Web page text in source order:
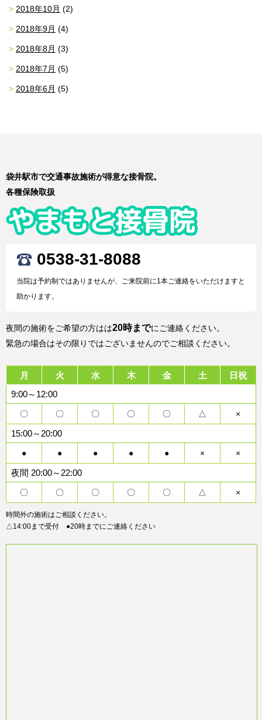
2018年10月 (2)
2018年9月 (4)
2018年8月 (3)
2018年7月 (5)
2018年6月 (5)
袋井駅市で交通事故施術が得意な接骨院。
各種保険取扱
0538-31-8088
当院は予約制ではありませんが、ご来院前に1本ご連絡をいただけますと
助かります。
夜間の施術をご希望の方はは20時までにご連絡ください。
緊急の場合はその限りではございませんのでご相談ください。
月 火 水 木 金 土
日祝
9:00～12:00
〇 〇 〇 〇 〇 △ ×
15:00～20:00
● ● ● ● ● × ×
夜間 20:00～22:00
〇 〇 〇 〇 〇 △ ×
時間外の施術はご相談ください。
△14:00まで受付 ●20時までにご連絡ください